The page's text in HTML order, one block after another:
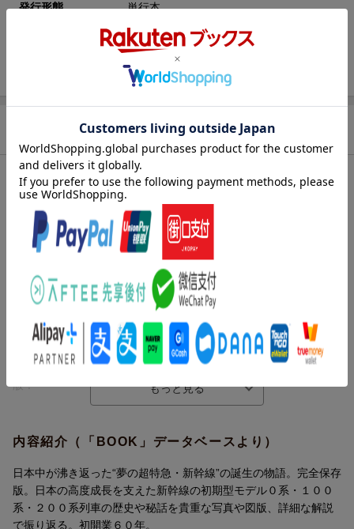
発行形態 単行本
176p
9784054070141
商品説明
内容紹介（JPROより）
★★祝！新幹線開業60年★★
ーーーーーーーーーーーーーーーー
◆完全保存版◆
日本中が沸き返った”夢の超特急・新幹線”の
誕生の物語
ーーーーーーーーーーーーーーーー
日本列島を縦横に駆け抜け、高度成長を支えた新幹線の開業に
は、幾多の難題が立ちはだかったーー
世界初の高速鉄道の開発から開業までの道のりと
0系・100系・200系の全貌に迫った、新幹線ファン必携の保存
版！
系・100系・200系列車の歴史や秘話を貴重な写真や図版、詳細な
「世界に【SHINKANSEN】を定着させた0系に始まる100系200系
が国鉄時代の初代新幹線電車と考え、本書ではこれら3形式にしぼ
り、300系以降を割愛した。国鉄時代に走った新幹線線電車がどう
内容紹介（「BOOK」データベースより）
日本中が沸き返った“夢の超特急・新幹線”の誕生の物語。完全保存
版。日本の高度成長を支えた新幹線の初期型モデル０系・１００
系・２００系列車の歴史や秘話を貴重な写真や図版、詳細な解説
で振り返る。初開業６０年。